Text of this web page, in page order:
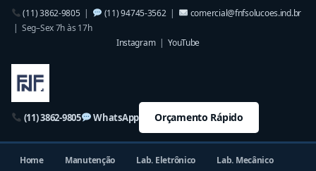
(11) 3862-9805| (11) 94745-3562|
comercial@fnfsolucoes.ind.br
| Seg–Sex 7h às 17h
Instagram|YouTube
(11) 3862-9805 WhatsApp Orçamento Rápido
Home Manutenção Lab. Eletrônico Lab. Mecânico